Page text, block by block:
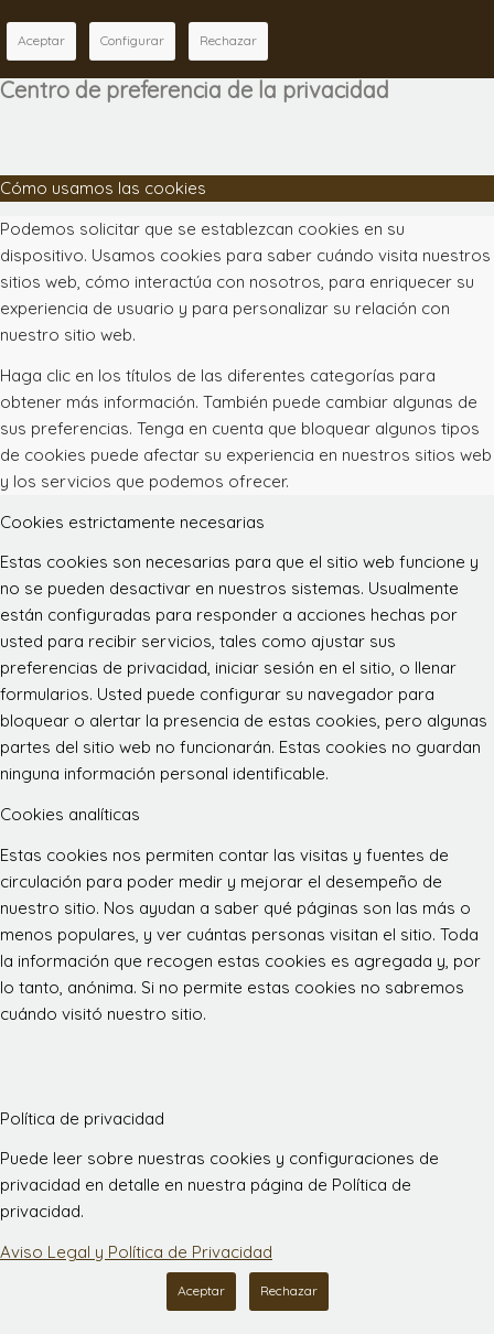
Aceptar Configurar Rechazar
Centro de preferencia de la privacidad
Cómo usamos las cookies
Podemos solicitar que se establezcan cookies en su
dispositivo. Usamos cookies para saber cuándo visita nuestros
sitios web, cómo interactúa con nosotros, para enriquecer su
experiencia de usuario y para personalizar su relación con
nuestro sitio web.
Haga clic en los títulos de las diferentes categorías para
obtener más información. También puede cambiar algunas de
sus preferencias. Tenga en cuenta que bloquear algunos tipos
de cookies puede afectar su experiencia en nuestros sitios web
y los servicios que podemos ofrecer.
Cookies estrictamente necesarias
Estas cookies son necesarias para que el sitio web funcione y
no se pueden desactivar en nuestros sistemas. Usualmente
están configuradas para responder a acciones hechas por
usted para recibir servicios, tales como ajustar sus
preferencias de privacidad, iniciar sesión en el sitio, o llenar
formularios. Usted puede configurar su navegador para
bloquear o alertar la presencia de estas cookies, pero algunas
partes del sitio web no funcionarán. Estas cookies no guardan
ninguna información personal identificable.
Cookies analíticas
Estas cookies nos permiten contar las visitas y fuentes de
circulación para poder medir y mejorar el desempeño de
nuestro sitio. Nos ayudan a saber qué páginas son las más o
menos populares, y ver cuántas personas visitan el sitio. Toda
la información que recogen estas cookies es agregada y, por
lo tanto, anónima. Si no permite estas cookies no sabremos
cuándo visitó nuestro sitio.
Política de privacidad
Puede leer sobre nuestras cookies y configuraciones de
privacidad en detalle en nuestra página de Política de
privacidad.
Aviso Legal y Política de Privacidad
Aceptar Rechazar